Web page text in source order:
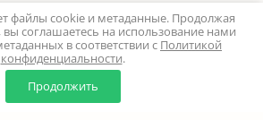
0
Корзина
файлы cookie и метаданные. Продолжая
вы соглашаетесь на использование нами
в соответствии с Политикой
конфиденциальности.
Продолжить